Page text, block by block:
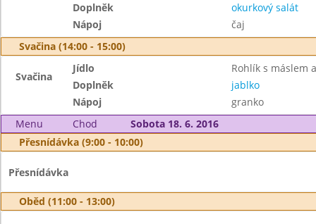
Doplněk
okurkový salát
Nápoj
čaj
Svačina (14:00 - 15:00)
Svačina
Jídlo
Rohlík s máslem
Doplněk
jablko
Nápoj
granko
Menu
Chod
Sobota 18. 6. 2016
Přesnídávka (9:00 - 10:00)
Přesnídávka
Oběd (11:00 - 13:00)